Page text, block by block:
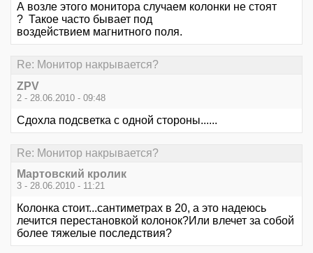
А возле этого монитора случаем колонки не стоят
? Такое часто бывает под
воздействием магнитного поля.
Re: Монитор накрывается?
ZPV
2 - 28.06.2010 - 09:48
Сдохла подсветка с одной стороны......
Re: Монитор накрывается?
Мартовский кролик
3 - 28.06.2010 - 11:21
Колонка стоит...сантиметрах в 20, а это надеюсь
лечится перестановкой колонок?Или влечет за собой
более тяжелые последствия?